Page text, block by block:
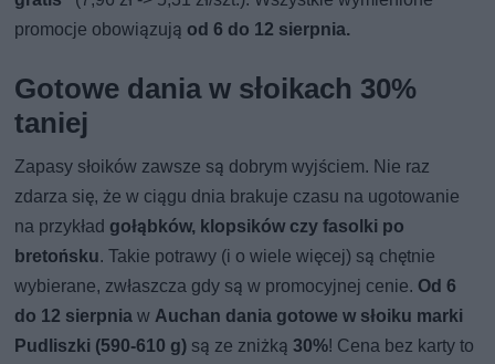
promocje obowiązują od 6 do 12 sierpnia.
Gotowe dania w słoikach 30%
taniej
Zapasy słoików zawsze są dobrym wyjściem. Nie raz
zdarza się, że w ciągu dnia brakuje czasu na ugotowanie
na przykład gołąbków, klopsików czy fasolki po
bretońsku. Takie potrawy (i o wiele więcej) są chętnie
wybierane, zwłaszcza gdy są w promocyjnej cenie. Od 6
do 12 sierpnia wAuchan dania gotowe w słoiku marki
Pudliszki (590-610 g) są ze zniżką30%! Cena bez karty to